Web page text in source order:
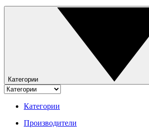
Категории
Категории
Производители